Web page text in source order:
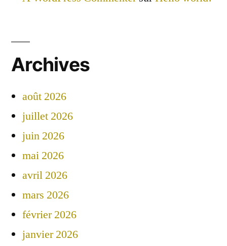
Archives
août 2026
juillet 2026
juin 2026
mai 2026
avril 2026
mars 2026
février 2026
janvier 2026